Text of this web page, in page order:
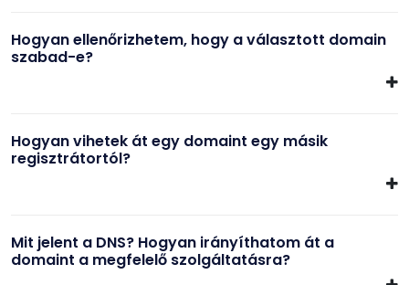
Hogyan ellenőrizhetem, hogy a választott domain
szabad-e?
Hogyan vihetek át egy domaint egy másik
regisztrátortól?
Mit jelent a DNS? Hogyan irányíthatom át a
domaint a megfelelő szolgáltatásra?